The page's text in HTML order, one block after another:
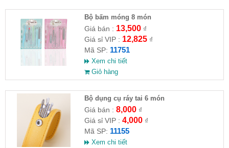
Bộ bấm móng 8 món
Giá bán : 13,500₫
Giá sỉ VIP : 12,825₫
Mã SP: 11751
Xem chi tiết
Giỏ hàng
Bộ dụng cụ ráy tai 6 món
Giá bán : 8,000₫
Giá sỉ VIP : 4,000₫
Mã SP: 11155
Xem chi tiết